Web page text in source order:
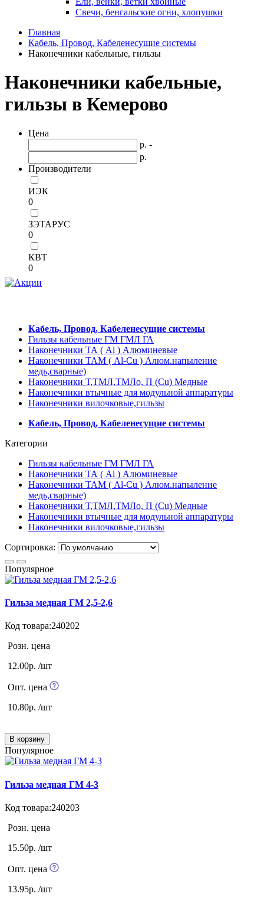
Свечи, бенгальские огни, хлопушки
Главная
Кабель, Провод, Кабеленесущие системы
Наконечники кабельные, гильзы
Наконечники кабельные,
гильзы в Кемерово
Цена
р. -
р.
Производители
ИЭК
0
ЗЭТАРУС
0
КВТ
0
Кабель, Провод, Кабеленесущие системы
Гильзы кабельные ГМ ГМЛ ГА
Наконечники ТА ( Al ) Алюминевые
Наконечники ТАМ ( Al-Cu ) Алюм.напыление
медь,сварные)
Наконечники Т,ТМЛ,ТМЛо, П (Cu) Медные
Наконечники втычные для модульной аппаратуры
Наконечники вилочковые,гильзы
Кабель, Провод, Кабеленесущие системы
Категории
Гильзы кабельные ГМ ГМЛ ГА
Наконечники ТА ( Al ) Алюминевые
Наконечники ТАМ ( Al-Cu ) Алюм.напыление
медь,сварные)
Наконечники Т,ТМЛ,ТМЛо, П (Cu) Медные
Наконечники втычные для модульной аппаратуры
Наконечники вилочковые,гильзы
Сортировка:
Популярное
Гильза медная ГМ 2,5-2,6
Код товара:240202
Розн. цена
12.00р. /шт
Опт. цена
10.80р. /шт
В корзину
Популярное
Гильза медная ГМ 4-3
Код товара:240203
Розн. цена
15.50р. /шт
Опт. цена
13.95р. /шт